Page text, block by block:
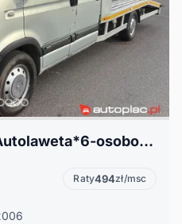
Opel Movano II 3.0 *Autolaweta*6-osobowy*Wyciągarka*Zadbany*Klimatyzacja*Zamiana*
Raty494zł/msc